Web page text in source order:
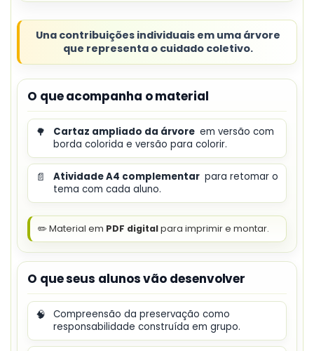
Una contribuições individuais em uma árvore
que representa o cuidado coletivo.
O que acompanha o material
🌳 Cartaz ampliado da árvore em versão com
borda colorida e versão para colorir.
📄 Atividade A4 complementar para retomar o
tema com cada aluno.
✏️ Material em PDF digitalpara imprimir e montar.
O que seus alunos vão desenvolver
🧠
Compreensão da preservação como
responsabilidade construída em grupo.